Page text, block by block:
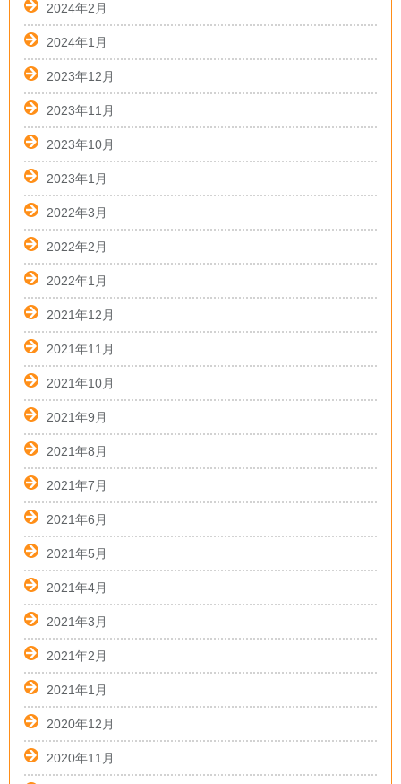
2024年2月
2024年1月
2023年12月
2023年11月
2023年10月
2023年1月
2022年3月
2022年2月
2022年1月
2021年12月
2021年11月
2021年10月
2021年9月
2021年8月
2021年7月
2021年6月
2021年5月
2021年4月
2021年3月
2021年2月
2021年1月
2020年12月
2020年11月